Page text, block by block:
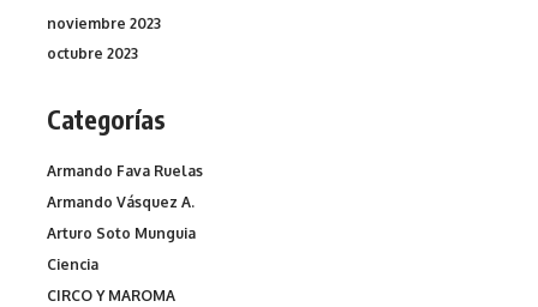
noviembre 2023
octubre 2023
Categorías
Armando Fava Ruelas
Armando Vásquez A.
Arturo Soto Munguia
Ciencia
CIRCO Y MAROMA